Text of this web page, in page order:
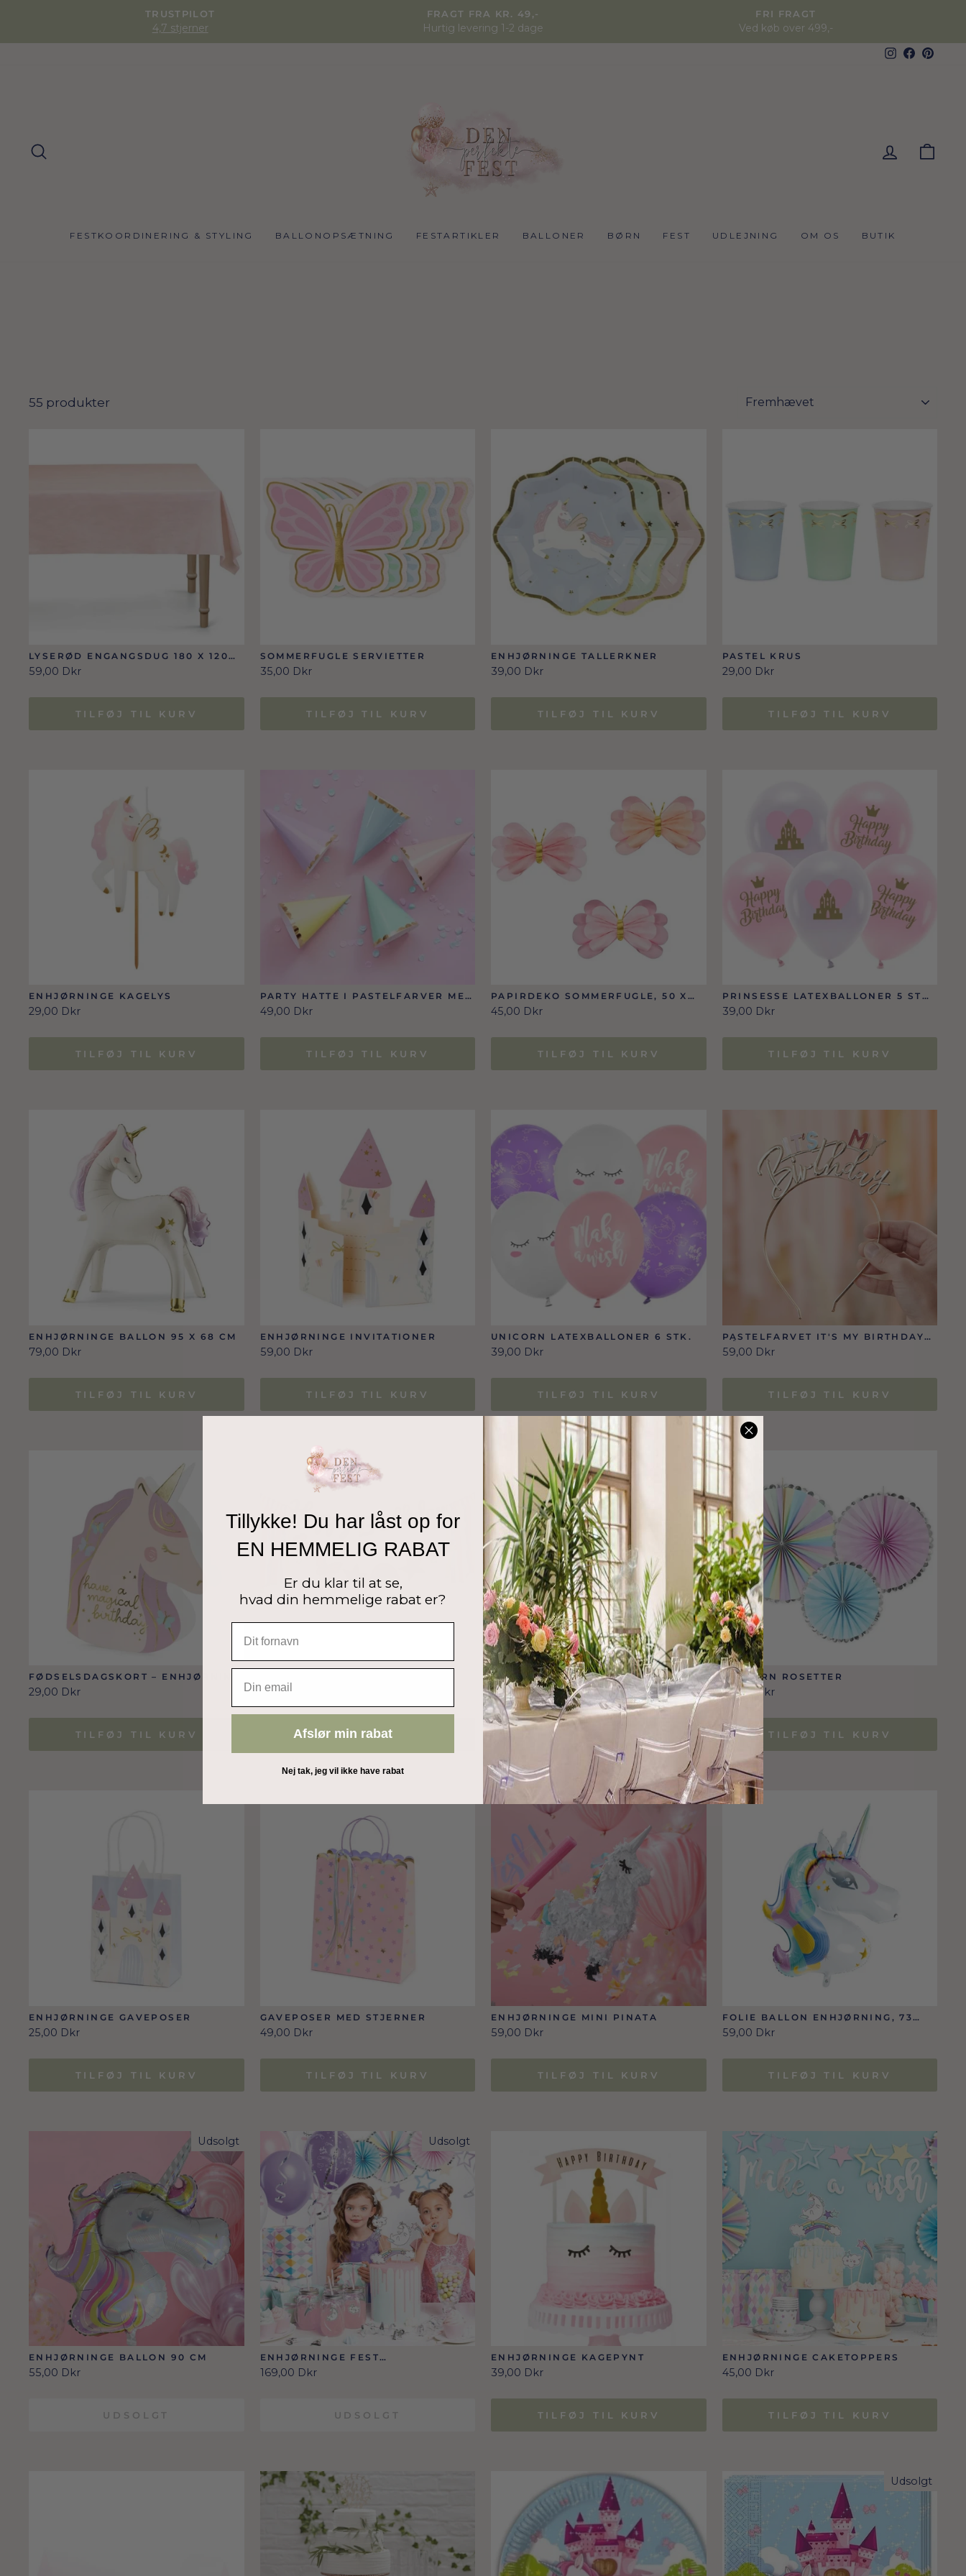
TRUSTPILOT
4,7 stjerner
FRAGT FRA KR. 49,-
Hurtig levering 1-2 dage
FRI FRAGT
Ved køb over 499,-
Instagram
FESTKOORDINERING & STYLING BALLONOPSÆTNING FESTARTIKLER BALLONER BØRN FEST UDLEJNING OM OS BUTIK
55 produkter
LYSERØD ENGANGSDUG 180 X 120
59,00 Dkr
TILFØJ TIL KURV
SOMMERFUGLE SERVIETTER
35,00 Dkr
TILFØJ TIL KURV
ENHJØRNINGE TALLERKNER
39,00 Dkr
TILFØJ TIL KURV
PASTEL KRUS
29,00 Dkr
TILFØJ TIL KURV
ENHJØRNINGE KAGELYS
29,00 Dkr
TILFØJ TIL KURV
PARTY HATTE I PASTELFARVER MED
GULDKANT
49,00 Dkr
TILFØJ TIL KURV
PAPIRDEKO SOMMERFUGLE, 50 X
40 CM, MIX
45,00 Dkr
TILFØJ TIL KURV
PRINSESSE LATEXBALLONER 5 STK.
*ECO
39,00 Dkr
TILFØJ TIL KURV
ENHJØRNINGE BALLON 95 X 68 CM
79,00 Dkr
TILFØJ TIL KURV
ENHJØRNINGE INVITATIONER
59,00 Dkr
TILFØJ TIL KURV
UNICORN LATEXBALLONER 6 STK.
39,00 Dkr
TILFØJ TIL KURV
PASTELFARVET IT'S MY BIRTHDAY
HÅRBØJLE
59,00 Dkr
TILFØJ TIL KURV
FØDSELSDAGSKORT – ENHJØRNING
29,00 Dkr
TILFØJ TIL KURV
ENHJØRNING
79,00 Dkr
TILFØJ TIL KURV
SNACKBOKSE – SLOT OG
ENHJØRNING
49,00 Dkr
TILFØJ TIL KURV
UNICORN ROSETTER
79,00 Dkr
TILFØJ TIL KURV
ENHJØRNINGE GAVEPOSER
25,00 Dkr
TILFØJ TIL KURV
GAVEPOSER MED STJERNER
49,00 Dkr
TILFØJ TIL KURV
ENHJØRNINGE MINI PINATA
59,00 Dkr
TILFØJ TIL KURV
FOLIE BALLON ENHJØRNING, 73
59,00 Dkr
TILFØJ TIL KURV
Udsolgt
ENHJØRNINGE BALLON 90 CM
55,00 Dkr
UDSOLGT
Udsolgt
ENHJØRNINGE FEST
DEKORATIONSSÆT
169,00 Dkr
UDSOLGT
ENHJØRNINGE KAGEPYNT
39,00 Dkr
TILFØJ TIL KURV
ENHJØRNINGE CAKETOPPERS
45,00 Dkr
TILFØJ TIL KURV
Udsolgt
Tillykke! Du har låst op for
EN HEMMELIG RABAT
Er du klar til at se,
hvad din hemmelige rabat er?
Afslør min rabat
Nej tak, jeg vil ikke have rabat